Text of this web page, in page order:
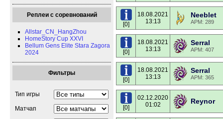
Реплеи с соревнований
Allstar_CN_HangZhou
HomeStory Cup XXVI
Bellum Gens Elite Stara Zagora
2024
Фильтры
Тип игры
Матчап
[0]
18.08.2021
13:13
Neeblet
APM: 289
[0]
18.08.2021
13:13
Serral
APM: 407
[0]
18.08.2021
13:13
Serral
APM: 365
[0]
02.12.2020
01:02
Reynor